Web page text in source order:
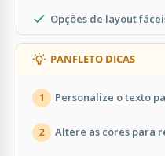
Opções de layout
PANFLETO DICAS
1 Personalize o texto
2 Altere as cores para